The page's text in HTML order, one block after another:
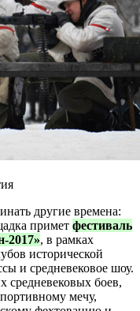
другие времена:
примет фестиваль
2017», в рамках
исторической
и средневековое шоу.
средневековых боев,
мечу,